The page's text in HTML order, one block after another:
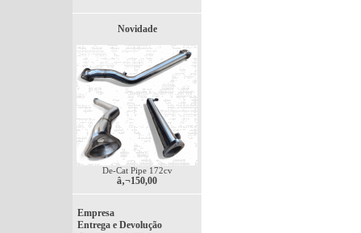
Novidade
De-Cat Pipe 172cv
â‚¬150,00
Empresa
Entrega e Devolução